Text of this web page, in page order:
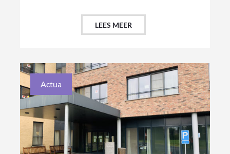
LEES MEER
Actua